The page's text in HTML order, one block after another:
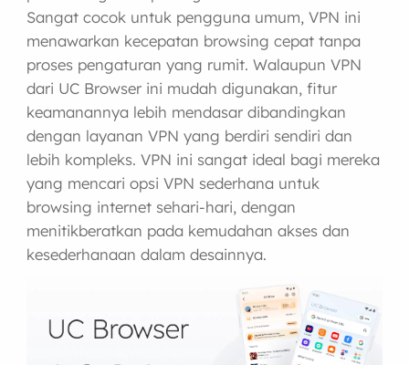
Sangat cocok untuk pengguna umum, VPN ini
menawarkan kecepatan browsing cepat tanpa
proses pengaturan yang rumit. Walaupun VPN
dari UC Browser ini mudah digunakan, fitur
keamanannya lebih mendasar dibandingkan
dengan layanan VPN yang berdiri sendiri dan
lebih kompleks. VPN ini sangat ideal bagi mereka
yang mencari opsi VPN sederhana untuk
browsing internet sehari-hari, dengan
menitikberatkan pada kemudahan akses dan
kesederhanaan dalam desainnya.